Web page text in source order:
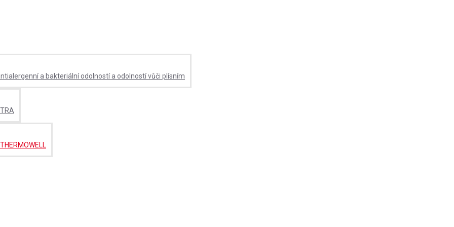
a bakteriální odolností a odolností vůči plísním